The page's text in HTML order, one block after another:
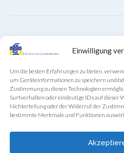
Einwilligung
Um die besten Erfahrungen zu bieten,
um Geräteinformationen zu speichern und/
Zustimmung zu diesen Technologien
Surfverhalten oder eindeutige IDs auf dieser
Nichterteilung oder der Widerruf der
bestimmte Merkmale und Funktionen
ARCHIVE